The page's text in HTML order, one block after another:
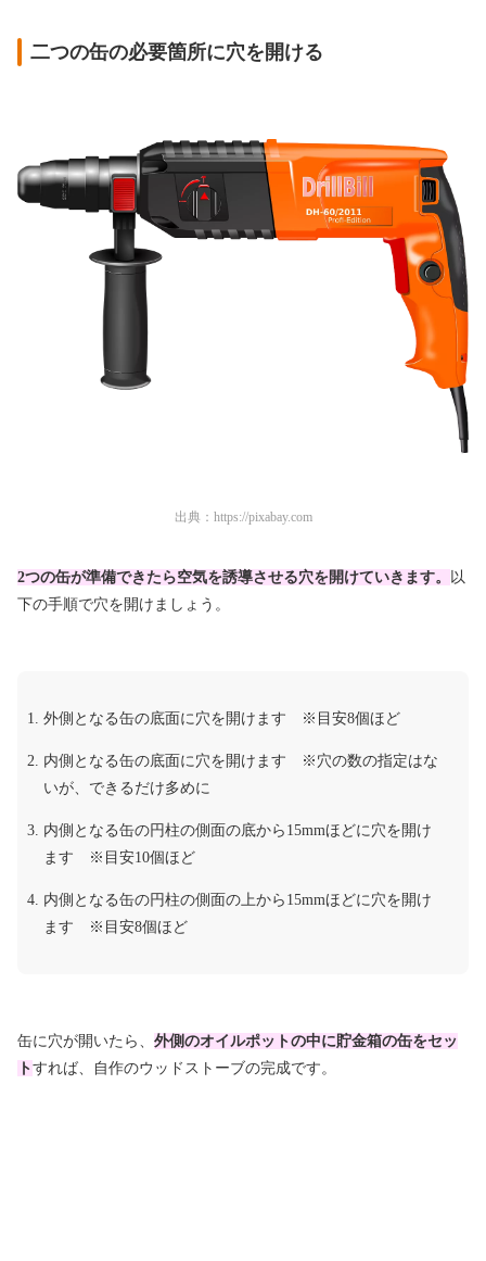
二つの缶の必要箇所に穴を開ける
出典： https://pixabay.com
2つの缶が準備できたら空気を誘導させる穴を開けていきます。
以
下の手順で穴を開けましょう。
外側となる缶の底面に穴を開けます ※目安8個ほど
内側となる缶の底面に穴を開けます ※穴の数の指定はな
いが、できるだけ多めに
内側となる缶の円柱の側面の底から15mmほどに穴を開け
ます ※目安10個ほど
内側となる缶の円柱の側面の上から15mmほどに穴を開け
ます ※目安8個ほど
缶に穴が開いたら、 外側のオイルポットの中に貯金箱の缶をセッ
トすれば、自作のウッドストーブの完成です。